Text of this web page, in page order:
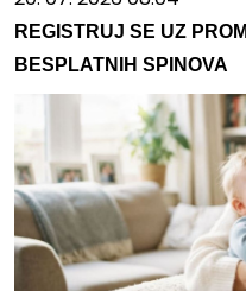
REGISTRUJ SE UZ
BESPLATNIH SPINOVA